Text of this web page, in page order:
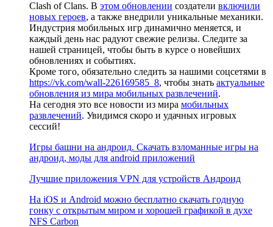
Clash of Clans. В этом обновлении создатели включили
новых героев, а также внедрили уникальные механики.
Индустрия мобильных игр динамично меняется, и
каждый день нас радуют свежие релизы. Следите за
нашей страницей, чтобы быть в курсе о новейших
обновлениях и событиях.
Кроме того, обязательно следить за нашими соцсетями в
https://vk.com/wall-226169585_8, чтобы знать актуальные
обновления из мира мобильных развлечений.
На сегодня это все новости из мира мобильных
развлечений. Увидимся скоро и удачных игровых
сессий!
Игры башни на андроид. Скачать взломанные игры на
андроид, моды для android приложений
Лучшие приложения VPN для устройств Андроид
На iOS и Android можно бесплатно скачать годную
гонку с открытым миром и хорошей графикой в духе
NFS Carbon